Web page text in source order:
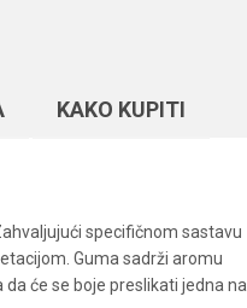
KAKO KUPITI
specifičnom sastavu
Guma sadrži aromu
će se boje preslikati jedna na